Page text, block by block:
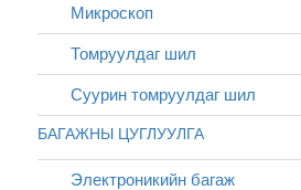
Микроскоп
Томруулдаг шил
Суурин томруулдаг шил
БАГАЖНЫ ЦУГЛУУЛГА
Электроникийн багаж